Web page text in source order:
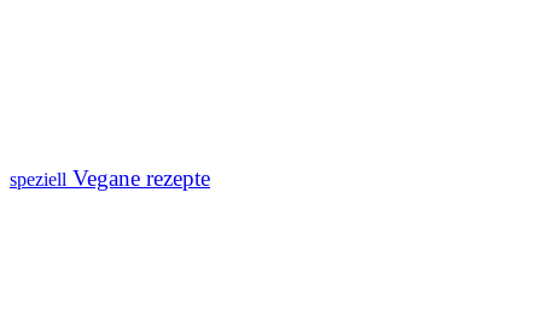
speziell Vegane rezepte